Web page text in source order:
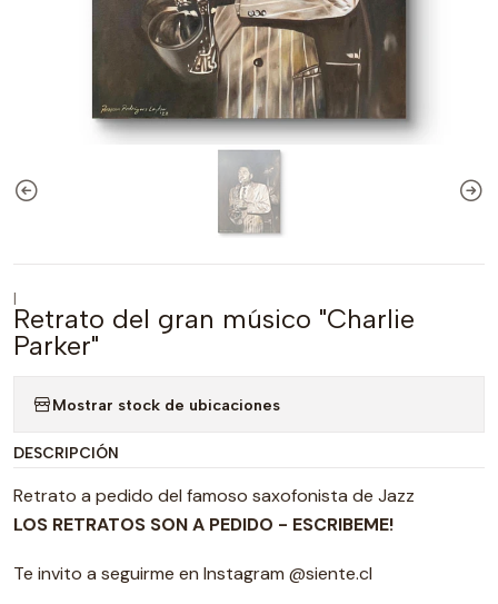
|
Retrato del gran músico "Charlie
Parker"
Mostrar stock de ubicaciones
DESCRIPCIÓN
Retrato a pedido del famoso saxofonista de Jazz
LOS RETRATOS SON A PEDIDO - ESCRIBEME!
Te invito a seguirme en Instagram @siente.cl